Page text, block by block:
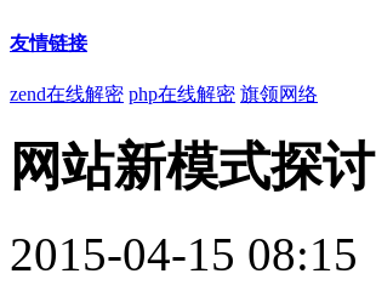
友情链接
zend在线解密 php在线解密 旗领网络
网站新模式探讨
2015-04-15 08:15